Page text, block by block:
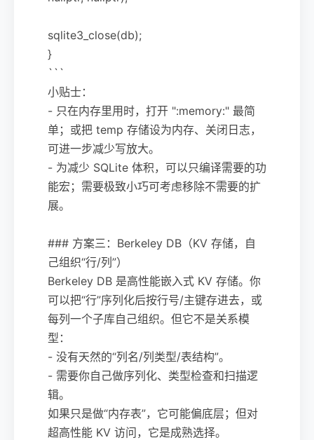
sqlite3_close(db);
}
```
小贴士：
- 只在内存里用时，打开 ":memory:" 最简
单；或把 temp 存储设为内存、关闭日志，
可进一步减少写放大。
- 为减少 SQLite 体积，可以只编译需要的功
能宏；需要极致小巧可考虑移除不需要的扩
展。
### 方案三：Berkeley DB（KV 存储，自
己组织“行/列”）
Berkeley DB 是高性能嵌入式 KV 存储。你
可以把“行”序列化后按行号/主键存进去，或
每列一个子库自己组织。但它不是关系模
型：
- 没有天然的“列名/列类型/表结构”。
- 需要你自己做序列化、类型检查和扫描逻
辑。
如果只是做“内存表”，它可能偏底层；但对
超高性能 KV 访问，它是成熟选择。